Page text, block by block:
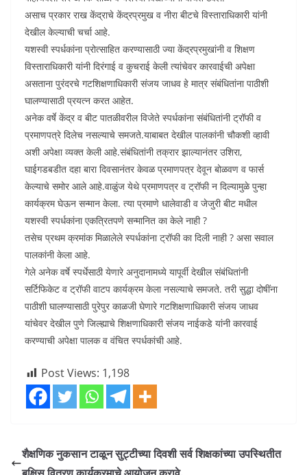
असाच प्रकार राख केंद्राचे केंद्रप्रमुख व नीरा बीटचे विस्ताराधिकारी यांनी
देखील केल्याची चर्चा आहे.
यशस्वी स्पर्धकांना प्रोत्साहित करण्यासाठी ज्या केंद्रप्रमुखांनी व शिक्षण
विस्ताराधिकारी यांनी दिरंगाई व कुचराई केली त्यांचेवर कारवाईची अपेक्षा
असताना पुरंदरचे गटशिक्षणाधिकारी संजय जाधव हे मात्र संबंधितांना पाठीशी
घालण्यासाठी प्रयत्न करत आहेत.
अनेक वर्षे केंद्र व बीट पातळीवरील विजेते स्पर्धकांना संबंधितांनी ट्रॉफी व
प्रमाणपत्रे दिलेच नसल्याचे समजते.याबाबत देखील पालकांनी चौकशी व्हावी
अशी अपेक्षा व्यक्त केली आहे.संबंधितांनी तक्रार झाल्यानंतर उशिरा,
घाईगडबडीत दहा बारा दिवसानंतर केवळ प्रमाणपत्र देवून बोळवण व फार्स
केल्याचे समोर आले आहे.वाळुंज येथे प्रमाणपत्र व ट्रॉफी न दिल्यामुळे पुन्हा
कार्यक्रम घेऊन सन्मान केला. त्या प्रमाणे धालेवाडी व जेजुरी बीट मधील
यशस्वी स्पर्धकांना एकत्रितपणे सन्मानित का केले नाही ?
तसेच प्रथम क्रमांक मिळालेले स्पर्धकांना ट्रॉफी का दिली नाही ? असा सवाल
पालकांनी केला आहे.
गेले अनेक वर्षे स्पर्धेसाठी येणारे अनुदानामध्ये यापूर्वी देखील संबंधितांनी
सर्टिफिकेट व ट्रॉफी वाटप कार्यक्रम केला नसल्याचे समजते. तरी सुद्धा दोषींना
पाठीशी घालण्यासाठी पुरेपुर काळजी घेणारे गटशिक्षणाधिकारी संजय जाधव
यांचेवर देखील पुणे जिल्ह्याचे शिक्षणाधिकारी संजय नाईकडे यांनी कारवाई
करण्याची अपेक्षा पालक व वंचित स्पर्धकांची आहे.
Post Views: 1,198
शैक्षणिक नुकसान टाळून सुट्टीच्या दिवशी सर्व शिक्षकांच्या उपस्थितीत